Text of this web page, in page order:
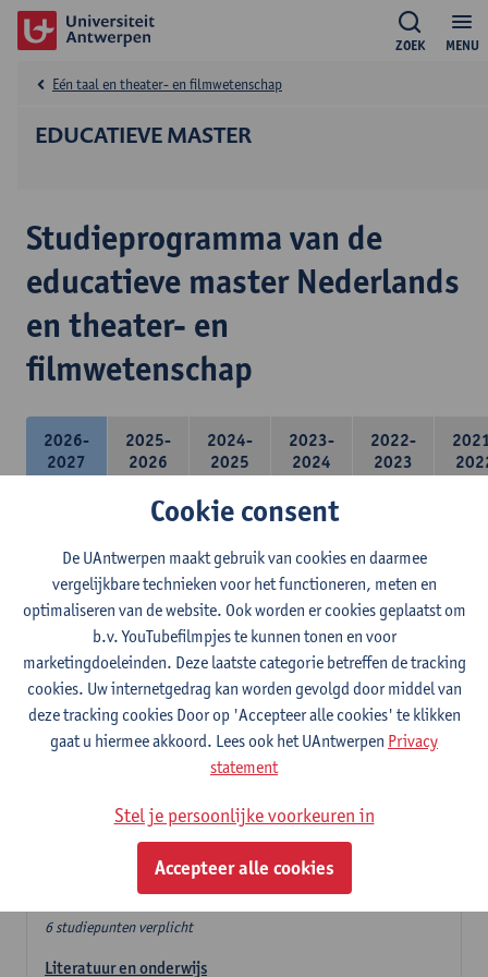
MENU
ZOEK
EDUCATIEVE MASTER
Eén taal en theater- en filmwetenschap
Studieprogramma van de
educatieve master Nederlands
en theater- en
filmwetenschap
2026-
2027
2025-
2026
2024-
2025
2023-
2024
2022-
2023
- Optie A : je kiest twee vakdidactieken
- Optie B: je kiest één vakdidactiek en een profilering
In de domeincomponent neem je 60 studiepunten op:
- 1 verplicht algemeen opleidingsonderdeel van 6 studiepunten,
- 24 of 30 studiepunten Nederlands en telkens minimum 6
studiepunten per deeldomein,
- 24 of 30 studiepunten theater- en filmwetenschap.
Verplicht algemeen opleidingsonderdeel
Deze 6 verplichte studiepunten tellen mee in de
domeincomponent van een van de gekozen talen.
Verplicht algemeen opleidingsonderdeel
6 studiepunten verplicht
Literatuur en onderwijs
Cookie consent
De UAntwerpen maakt gebruik van cookies en daarmee
vergelijkbare technieken voor het functioneren, meten en
optimaliseren van de website. Ook worden er cookies geplaatst om
b.v. YouTubefilmpjes te kunnen tonen en voor
marketingdoeleinden. Deze laatste categorie betreffen de tracking
cookies. Uw internetgedrag kan worden gevolgd door middel van
deze tracking cookies Door op 'Accepteer alle cookies' te klikken
gaat u hiermee akkoord. Lees ook het UAntwerpen Privacy
statement
Stel je persoonlijke voorkeuren in
Accepteer alle cookies